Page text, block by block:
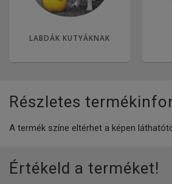
LABDÁK KUTYÁKNAK
Részletes
A termék színe eltérhet a képen
Értékeld a terméket!